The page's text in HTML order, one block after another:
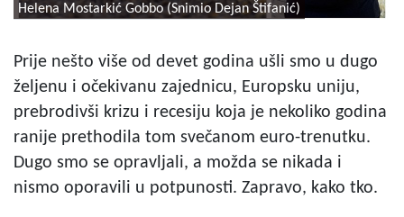
Helena Mostarkić Gobbo (Snimio Dejan Štifanić)
Prije nešto više od devet godina ušli smo u dugo
željenu i očekivanu zajednicu, Europsku uniju,
prebrodivši krizu i recesiju koja je nekoliko godina
ranije prethodila tom svečanom euro-trenutku.
Dugo smo se opravljali, a možda se nikada i
nismo oporavili u potpunosti. Zapravo, kako tko.